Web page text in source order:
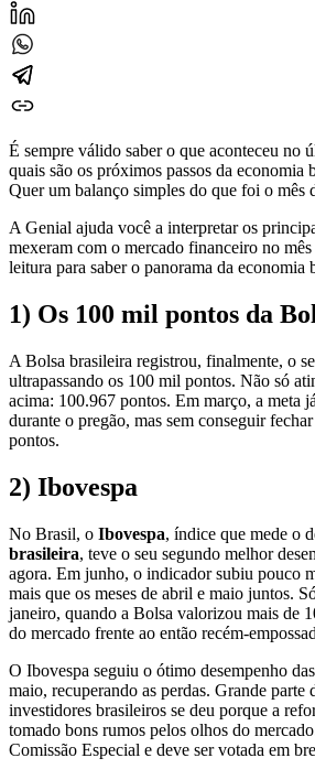
É sempre válido saber o que aconteceu no
quais são os próximos passos da economia
Quer um balanço simples do que foi o mês
A Genial ajuda você a interpretar os
mexeram com o mercado financeiro no
leitura para saber o panorama da economia
1) Os 100 mil pontos da
A Bolsa brasileira registrou, finalmente, o
ultrapassando os 100 mil pontos. Não só
acima: 100.967 pontos. Em março, a meta
durante o pregão, mas sem conseguir
pontos.
2) Ibovespa
No Brasil, o Ibovespa, índice que mede o
brasileira, teve o seu segundo melhor
agora. Em junho, o indicador subiu pouco
mais que os meses de abril e maio juntos.
janeiro, quando a Bolsa valorizou mais de
do mercado frente ao então recém-
O Ibovespa seguiu o ótimo desempenho
maio, recuperando as perdas. Grande parte
investidores brasileiros se deu porque a
tomado bons rumos pelos olhos do
Comissão Especial e deve ser votada em